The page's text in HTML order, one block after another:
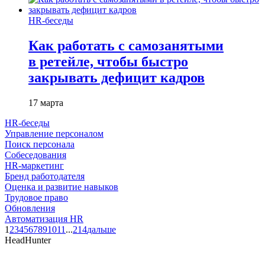
HR-беседы
Как работать с самозанятыми
в ретейле, чтобы быстро
закрывать дефицит кадров
17 марта
HR-беседы
Управление персоналом
Поиск персонала
Собеседования
HR-маркетинг
Бренд работодателя
Оценка и развитие навыков
Трудовое право
Обновления
Автоматизация HR
1 234567891011 ...214дальше
HeadHunter